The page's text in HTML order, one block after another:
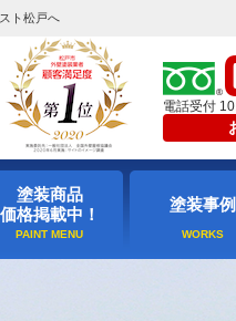
ト松戸へ
電話受付
塗装商品
価格掲載中！
塗装事例